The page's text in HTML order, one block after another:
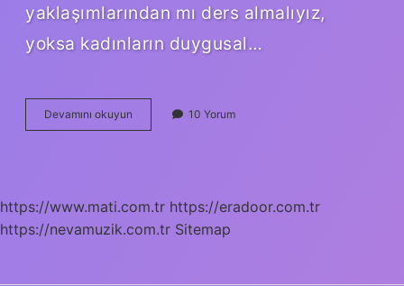
yaklaşımlarından mı ders almalıyız,
yoksa kadınların duygusal…
Devamını okuyun Azmettiren
nasıl
10 Yorum
https://www.mati.com.tr https://eradoor.com.tr
https://nevamuzik.com.tr Sitemap